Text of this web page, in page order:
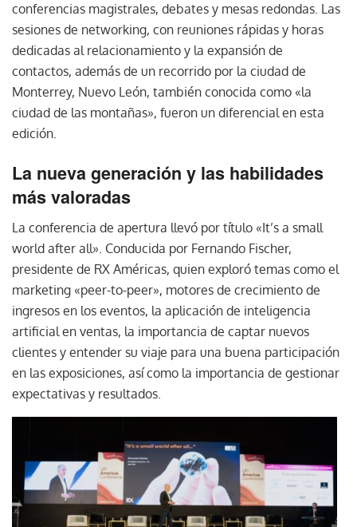
conferencias magistrales, debates y mesas redondas. Las
sesiones de networking, con reuniones rápidas y horas
dedicadas al relacionamiento y la expansión de
contactos, además de un recorrido por la ciudad de
Monterrey, Nuevo León, también conocida como «la
ciudad de las montañas», fueron un diferencial en esta
edición.
La nueva generación y las habilidades
más valoradas
La conferencia de apertura llevó por título «It’s a small
world after all». Conducida por Fernando Fischer,
presidente de RX Américas, quien exploró temas como el
marketing «peer-to-peer», motores de crecimiento de
ingresos en los eventos, la aplicación de inteligencia
artificial en ventas, la importancia de captar nuevos
clientes y entender su viaje para una buena participación
en las exposiciones, así como la importancia de gestionar
expectativas y resultados.